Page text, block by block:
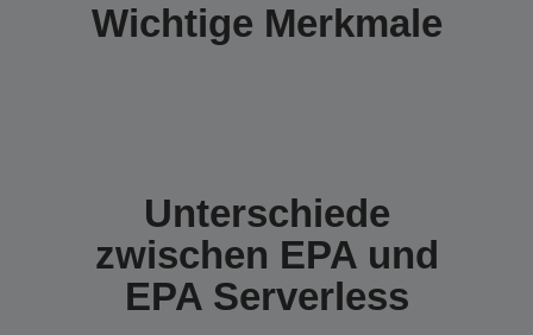
Wichtige Merkmale
Unterschiede
zwischen EPA und
EPA Serverless